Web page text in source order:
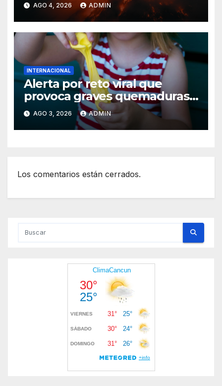
AGO 4, 2026 ADMIN
INTERNACIONAL
Alerta por reto viral que
provoca graves quemaduras
en menores
AGO 3, 2026 ADMIN
Los comentarios están cerrados.